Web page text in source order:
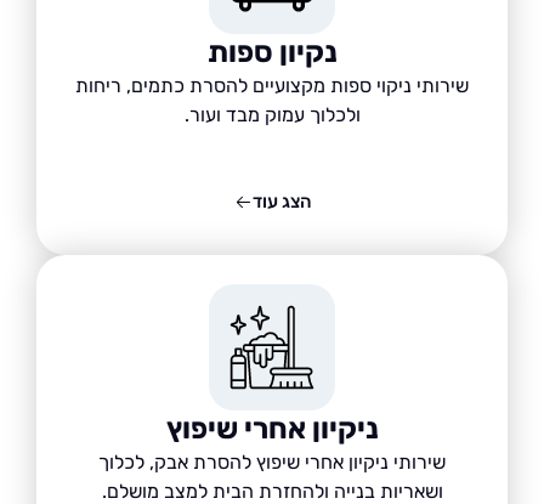
נקיון ספות
שירותי ניקוי ספות מקצועיים להסרת כתמים, ריחות
ולכלוך עמוק מבד ועור.
ניקיון אחרי שיפוץ
שירותי ניקיון אחרי שיפוץ להסרת אבק, לכלוך
ושאריות בנייה ולהחזרת הבית למצב מושלם.